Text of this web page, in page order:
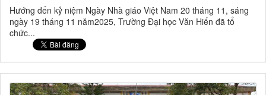
​Hướng đến kỷ niệm Ngày Nhà giáo Việt Nam 20 tháng 11, sáng
ngày 19 tháng 11 năm2025, Trường Đại học Văn Hiến đã tổ
chức...